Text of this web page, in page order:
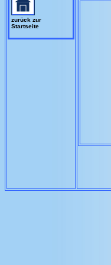
zurück zur
Startseite